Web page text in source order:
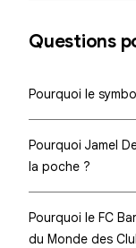
Questions
Pourquoi le
Pourquoi Jamel
la poche ?
Pourquoi le FC
du Monde des